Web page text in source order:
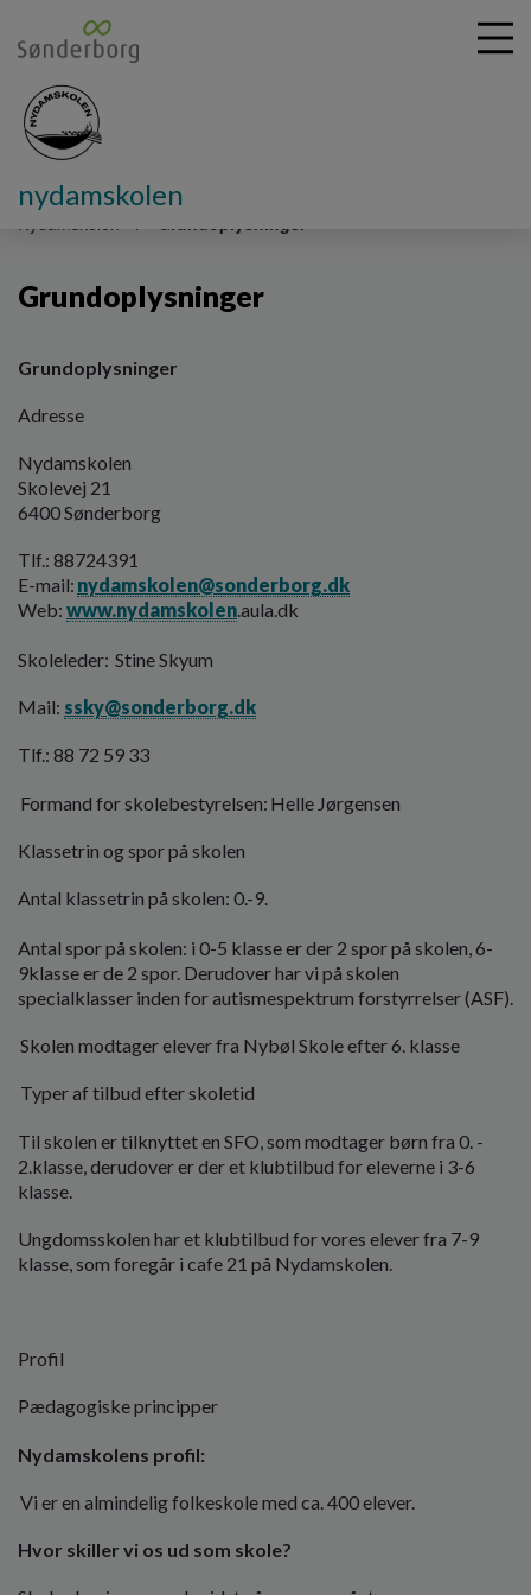
nydamskolen
Nydamskolen Grundoplysninger
Grundoplysninger
Grundoplysninger
Adresse
Nydamskolen
Skolevej 21
6400 Sønderborg
Tlf.: 88724391
E-mail: nydamskolen@sonderborg.dk
Web: www.nydamskolen.aula.dk
Skoleleder: Stine Skyum
Mail: ssky@sonderborg.dk
Tlf.: 88 72 59 33
Formand for skolebestyrelsen: Helle Jørgensen
Klassetrin og spor på skolen
Antal klassetrin på skolen: 0.-9.
Antal spor på skolen: i 0-5 klasse er der 2 spor på skolen, 6-
9klasse er de 2 spor. Derudover har vi på skolen
specialklasser inden for autismespektrum forstyrrelser (ASF).
Skolen modtager elever fra Nybøl Skole efter 6. klasse
Typer af tilbud efter skoletid
Til skolen er tilknyttet en SFO, som modtager børn fra 0. -
2.klasse, derudover er der et klubtilbud for eleverne i 3-6
klasse.
Ungdomsskolen har et klubtilbud for vores elever fra 7-9
klasse, som foregår i cafe 21 på Nydamskolen.
Profil
Pædagogiske principper
Nydamskolens profil:
Vi er en almindelig folkeskole med ca. 400 elever.
Hvor skiller vi os ud som skole?